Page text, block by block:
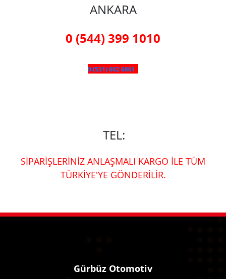
ANKARA
0 (544) 399 1010
0 (531) 602 6861
TEL:
SİPARİŞLERİNİZ ANLAŞMALI KARGO İLE TÜM
TÜRKİYE'YE GÖNDERİLİR.
Gürbüz Otomotiv